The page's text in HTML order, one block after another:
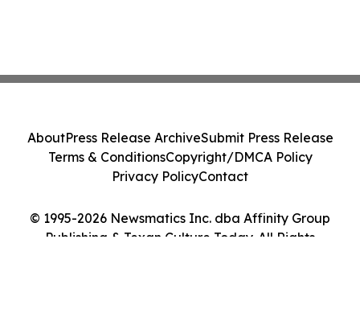
© 1995-2026 Newsmatics Inc. dba Affinity Group
Publishing & Texan Culture Today. All Rights
AboutPress Release ArchiveSubmit Press Release
Terms & ConditionsCopyright/DMCA Policy
Privacy PolicyContact